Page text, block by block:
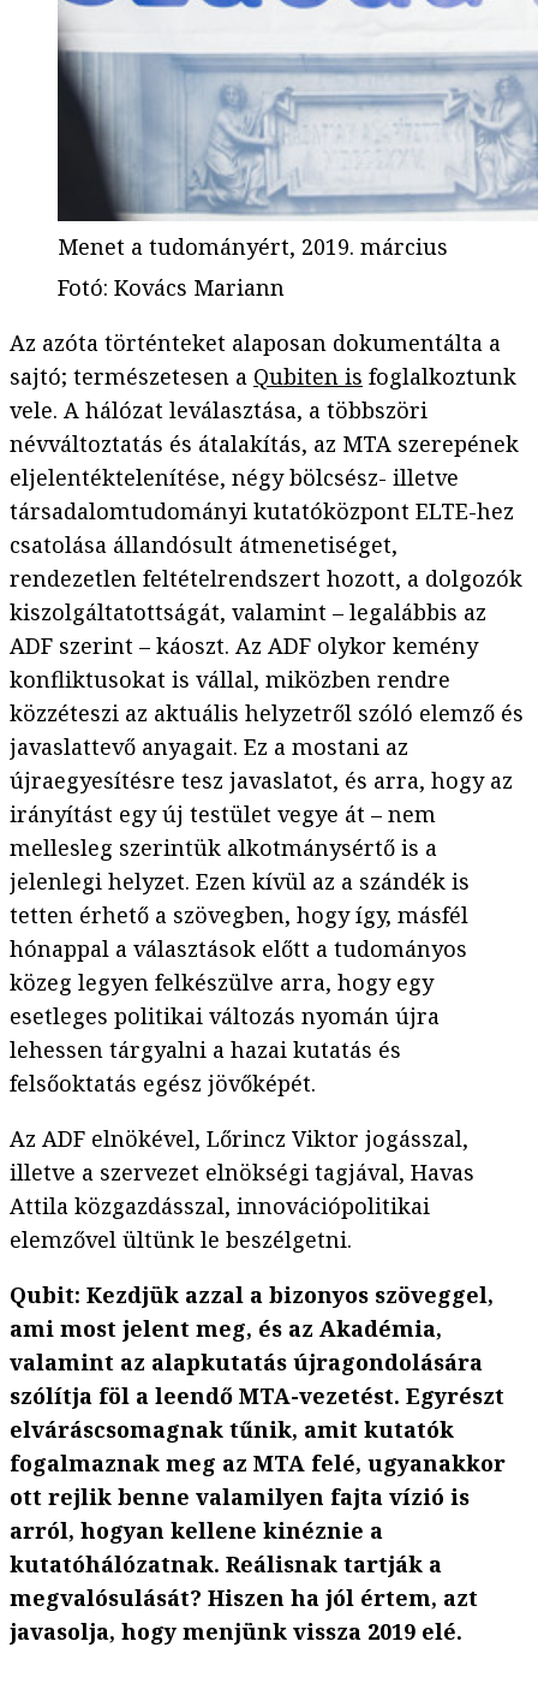
Menet a tudományért, 2019. március
Fotó: Kovács Mariann
Az azóta történteket alaposan dokumentálta a
sajtó; természetesen a Qubiten is foglalkoztunk
vele. A hálózat leválasztása, a többszöri
névváltoztatás és átalakítás, az MTA szerepének
eljelentéktelenítése, négy bölcsész- illetve
társadalomtudományi kutatóközpont ELTE-hez
csatolása állandósult átmenetiséget,
rendezetlen feltételrendszert hozott, a dolgozók
kiszolgáltatottságát, valamint – legalábbis az
ADF szerint – káoszt. Az ADF olykor kemény
konfliktusokat is vállal, miközben rendre
közzéteszi az aktuális helyzetről szóló elemző és
javaslattevő anyagait. Ez a mostani az
újraegyesítésre tesz javaslatot, és arra, hogy az
irányítást egy új testület vegye át – nem
mellesleg szerintük alkotmánysértő is a
jelenlegi helyzet. Ezen kívül az a szándék is
tetten érhető a szövegben, hogy így, másfél
hónappal a választások előtt a tudományos
közeg legyen felkészülve arra, hogy egy
esetleges politikai változás nyomán újra
lehessen tárgyalni a hazai kutatás és
felsőoktatás egész jövőképét.
Az ADF elnökével, Lőrincz Viktor jogásszal,
illetve a szervezet elnökségi tagjával, Havas
Attila közgazdásszal, innovációpolitikai
elemzővel ültünk le beszélgetni.
Qubit: Kezdjük azzal a bizonyos szöveggel,
ami most jelent meg, és az Akadémia,
valamint az alapkutatás újragondolására
szólítja föl a leendő MTA-vezetést. Egyrészt
elváráscsomagnak tűnik, amit kutatók
fogalmaznak meg az MTA felé, ugyanakkor
ott rejlik benne valamilyen fajta vízió is
arról, hogyan kellene kinéznie a
kutatóhálózatnak. Reálisnak tartják a
megvalósulását? Hiszen ha jól értem, azt
javasolja, hogy menjünk vissza 2019 elé.